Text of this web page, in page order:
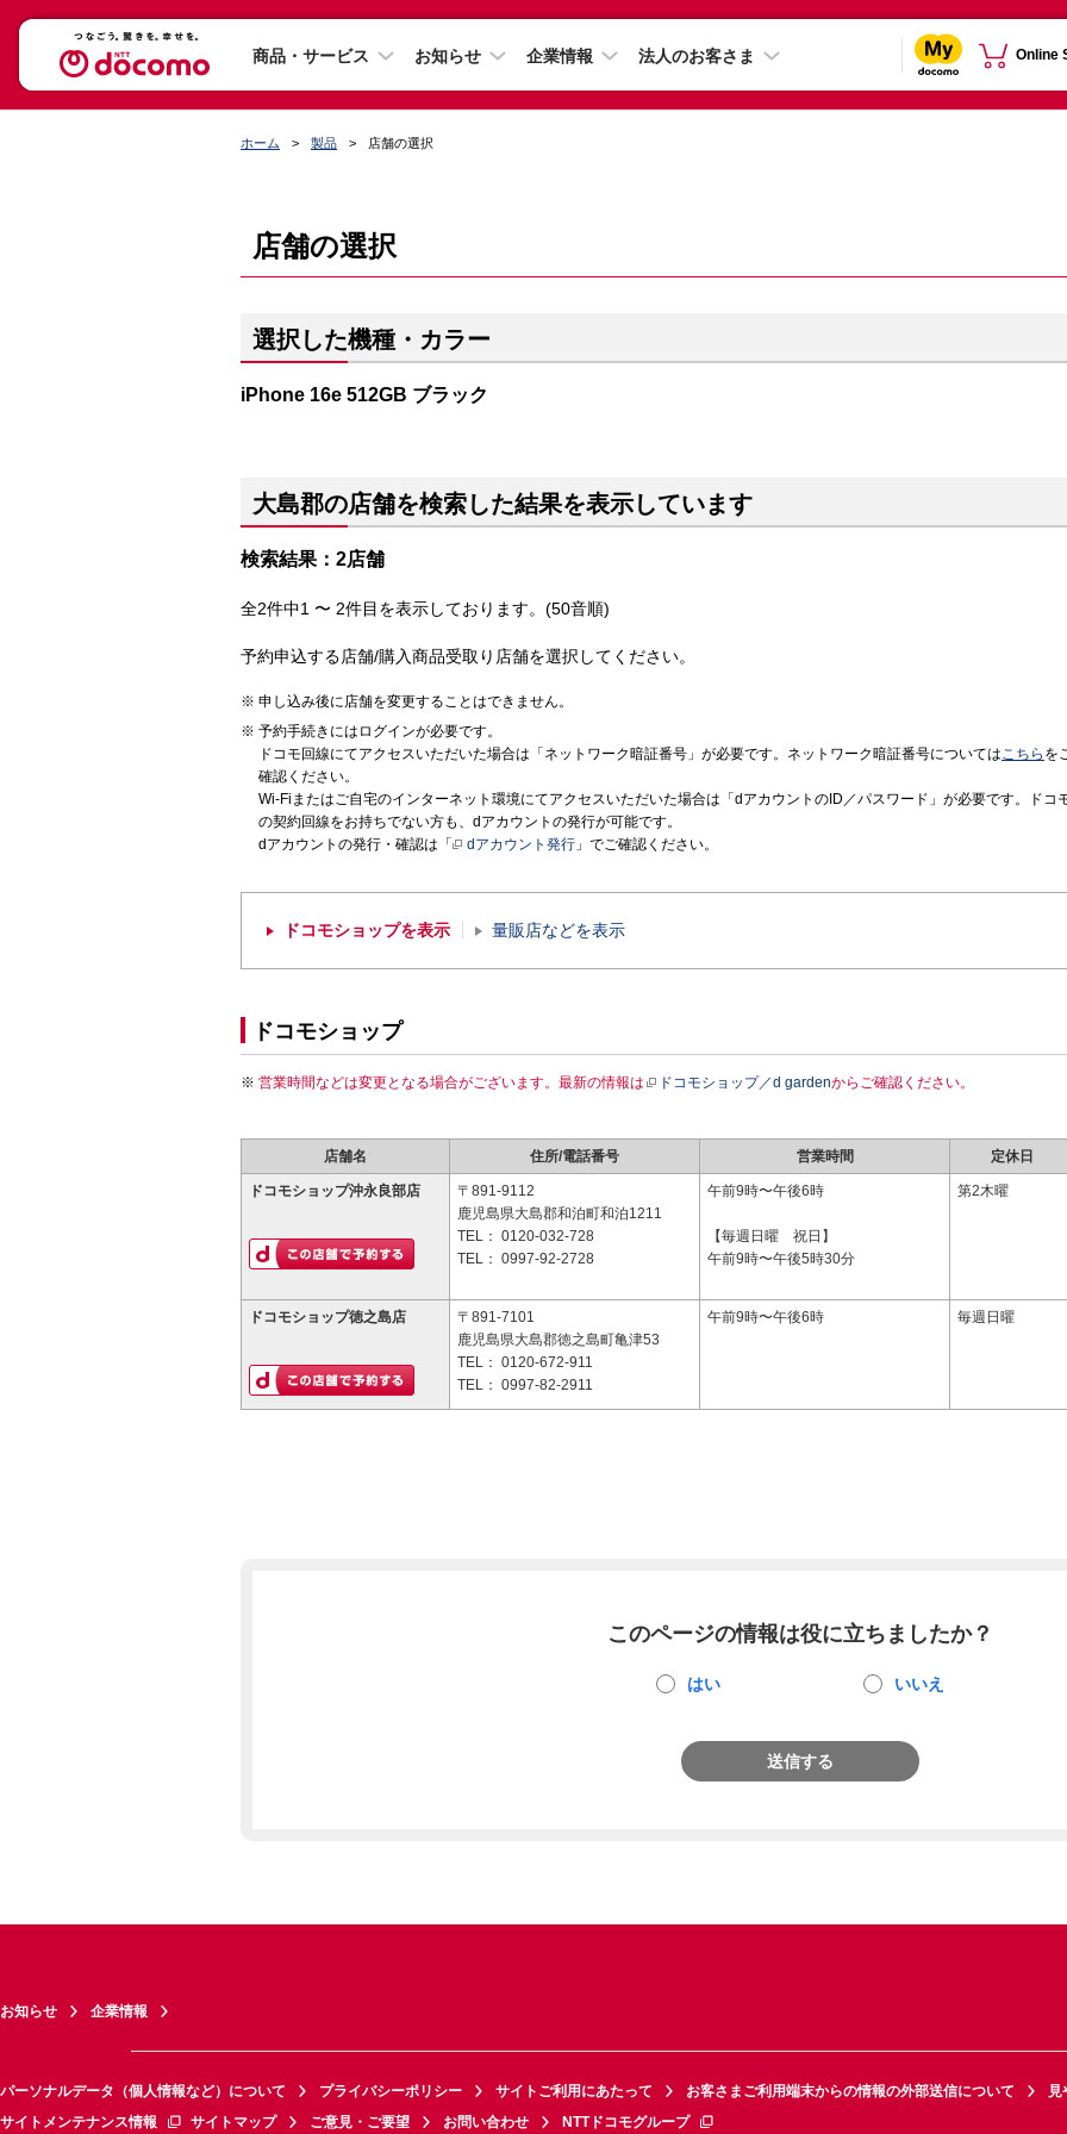
商品・サービス お知らせ 企業情報 法人のお客さま Online
ホーム 製品 店舗の選択
店舗の選択
選択した機種・カラー
iPhone 16e 512GB ブラック
大島郡の店舗を検索した結果を表示しています
検索結果：2店舗
全2件中1 〜 2件目を表示しております。(50音順)
予約申込する店舗/購入商品受取り店舗を選択してください。
申し込み後に店舗を変更することはできません。
予約手続きにはログインが必要です。
ドコモ回線にてアクセスいただいた場合は「ネットワーク暗証番号」が必要です。ネットワーク暗証番号についてはこちら を
確認ください。
Wi-Fiまたはご自宅のインターネット環境にてアクセスいただいた場合は「dアカウントのID／パスワード」が必要です。ドコ
の契約回線をお持ちでない方も、dアカウントの発行が可能です。
dアカウントの発行・確認は「
dアカウント発行 」でご確認ください。
ドコモショップを表示 量販店などを表示
ドコモショップ
営業時間などは変更となる場合がございます。最新の情報は ドコモショップ／d gardenからご確認ください。
店舗名 住所/電話番号 営業時間 定休日
ドコモショップ沖永良部店
〒891-9112
鹿児島県大島郡和泊町和泊1211
TEL： 0120-032-728
TEL： 0997-92-2728
午前9時〜午後6時
【毎週日曜 祝日】
午前9時〜午後5時30分
第2木曜
ドコモショップ徳之島店
〒891-7101
鹿児島県大島郡徳之島町亀津53
TEL： 0120-672-911
TEL： 0997-82-2911
午前9時〜午後6時 毎週日曜
このページの情報は役に立ちましたか？
はい いいえ
送信する
お知らせ 企業情報
パーソナルデータ（個人情報など）について プライバシーポリシー サイトご利用にあたって お客さまご利用端末からの情報の外部送信について
見
サイトメンテナンス情報
サイトマップ ご意見・ご要望 お問い合わせ NTTドコモグループ